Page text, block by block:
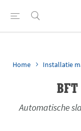
Home
Installatie
Automatische